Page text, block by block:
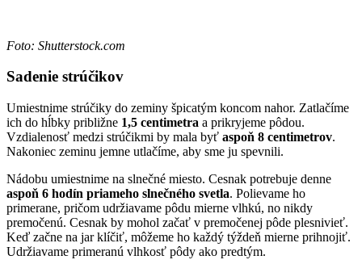
Foto: Shutterstock.com
Sadenie strúčikov
Umiestnime strúčiky do zeminy špicatým koncom nahor. Zatlačíme
ich do hĺbky približne 1,5 centimetra a prikryjeme pôdou.
Vzdialenosť medzi strúčikmi by mala byť aspoň 8 centimetrov.
Nakoniec zeminu jemne utlačíme, aby sme ju spevnili.
Nádobu umiestnime na slnečné miesto. Cesnak potrebuje denne
aspoň 6 hodín priameho slnečného svetla. Polievame ho
primerane, pričom udržiavame pôdu mierne vlhkú, no nikdy
premočenú. Cesnak by mohol začať v premočenej pôde plesnivieť.
Keď začne na jar klíčiť, môžeme ho každý týždeň mierne prihnojiť.
Udržiavame primeranú vlhkosť pôdy ako predtým.